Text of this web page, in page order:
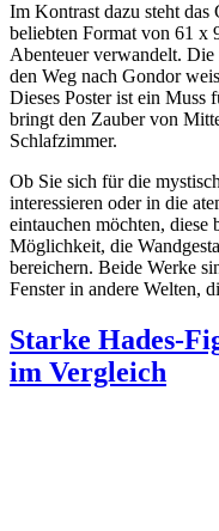
Im Kontrast dazu steht
beliebten Format von 61 x
Abenteuer verwandelt. Die
den Weg nach Gondor
Dieses Poster ist ein Muss
bringt den Zauber von
Schlafzimmer.
Ob Sie sich für die
interessieren oder in die
eintauchen möchten, diese
Möglichkeit, die
bereichern. Beide Werke
Fenster in andere Welten,
Starke Hades-
im Vergleich